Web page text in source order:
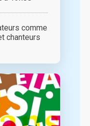
comme
chanteurs